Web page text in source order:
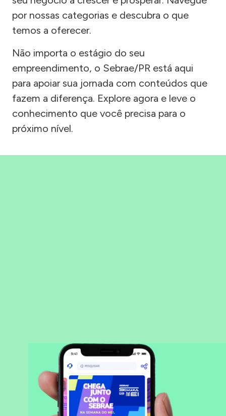
por nossas categorias e descubra o que
temos a oferecer.
Não importa o estágio do seu
empreendimento, o Sebrae/PR está aqui
para apoiar sua jornada com conteúdos que
fazem a diferença. Explore agora e leve o
conhecimento que você precisa para o
próximo nível.